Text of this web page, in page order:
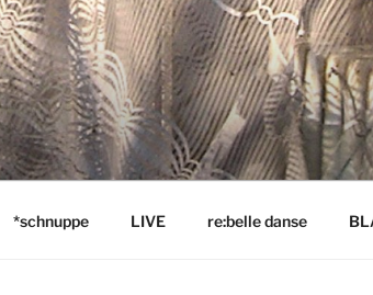
*schnuppe LIVE re:belle danse